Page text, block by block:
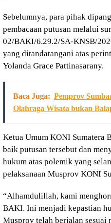
Sebelumnya, para pihak
pembacaan putusan melalui
02/BAKI/6.29.2/SA-KNSB/
yang ditandatangani atas
Yolanda Grace Pattinasarany.
Baca Juga: Pemprov
Olahraga Wisata bukan
Ketua Umum KONI Sumatera
baik putusan tersebut dan
hukum atas polemik yang
pelaksanaan Musprov KONI
“Alhamdulillah, kami
BAKI. Ini menjadi kepastian
Musprov telah berjalan sesuai